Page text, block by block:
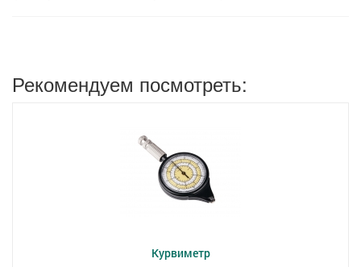
Рекомендуем посмотреть:
Курвиметр